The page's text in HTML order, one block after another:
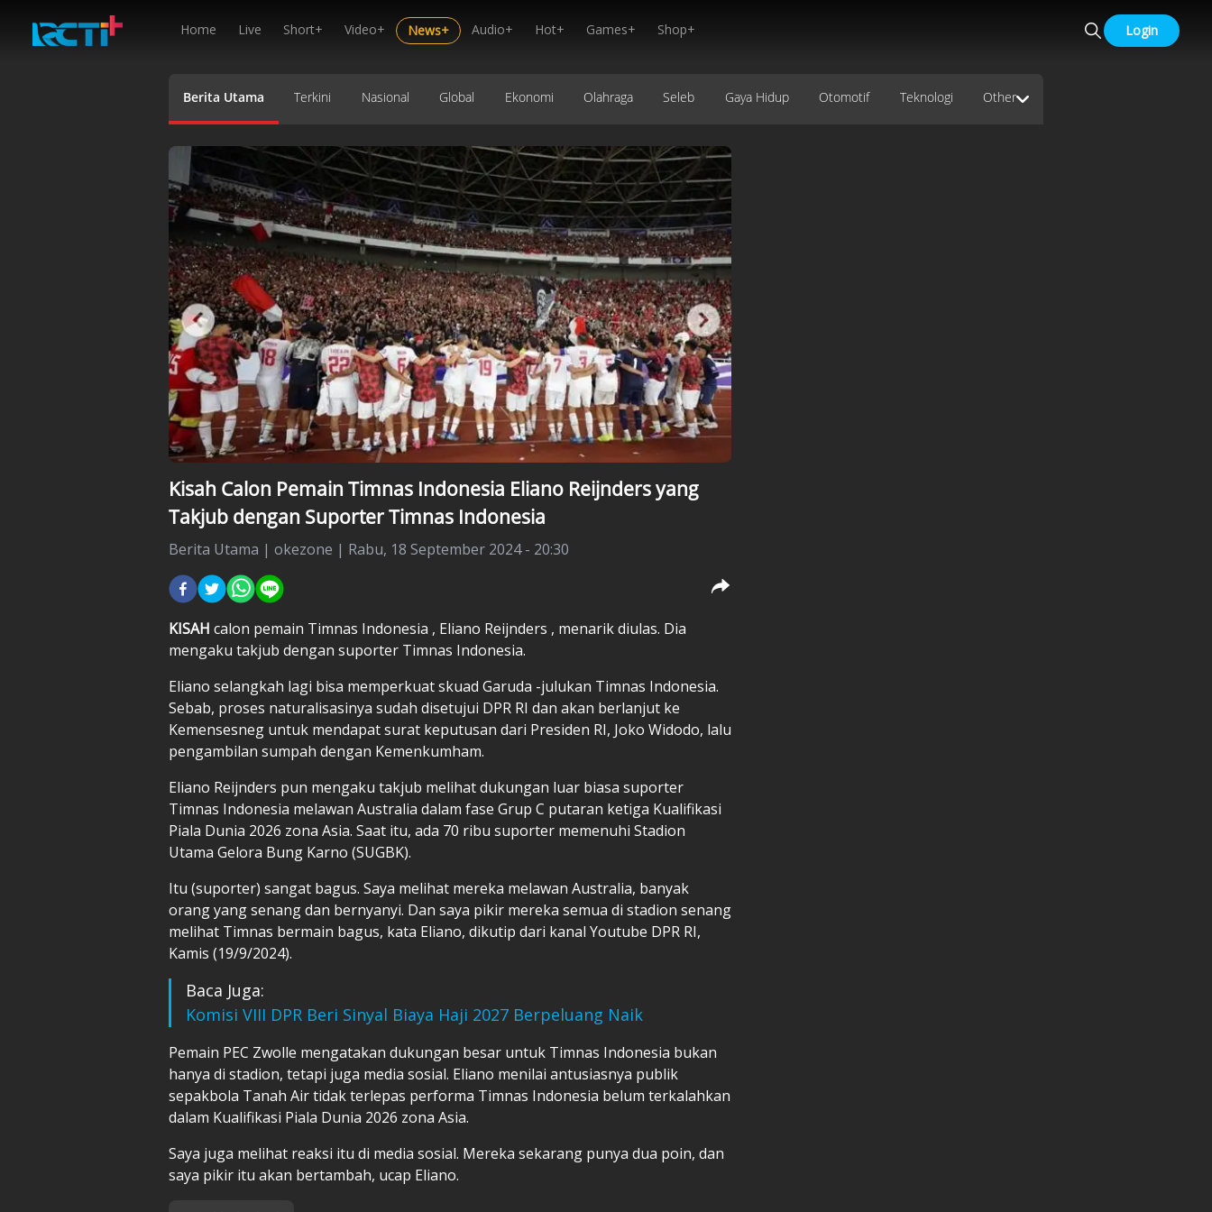
Home Live Short+ Video+ News+ Audio+ Hot+ Games+ Shop+ Login
Berita Utama Terkini Nasional Global Ekonomi Olahraga Seleb Gaya Hidup Otomotif Teknologi Other
Kisah Calon Pemain Timnas Indonesia Eliano Reijnders yang
Takjub dengan Suporter Timnas Indonesia
Berita Utama | okezone | Rabu, 18 September 2024 - 20:30
KISAH calon pemain Timnas Indonesia , Eliano Reijnders , menarik diulas. Dia
mengaku takjub dengan suporter Timnas Indonesia.
Eliano selangkah lagi bisa memperkuat skuad Garuda -julukan Timnas Indonesia.
Sebab, proses naturalisasinya sudah disetujui DPR RI dan akan berlanjut ke
Kemensesneg untuk mendapat surat keputusan dari Presiden RI, Joko Widodo, lalu
pengambilan sumpah dengan Kemenkumham.
Eliano Reijnders pun mengaku takjub melihat dukungan luar biasa suporter
Timnas Indonesia melawan Australia dalam fase Grup C putaran ketiga Kualifikasi
Piala Dunia 2026 zona Asia. Saat itu, ada 70 ribu suporter memenuhi Stadion
Utama Gelora Bung Karno (SUGBK).
Itu (suporter) sangat bagus. Saya melihat mereka melawan Australia, banyak
orang yang senang dan bernyanyi. Dan saya pikir mereka semua di stadion senang
melihat Timnas bermain bagus, kata Eliano, dikutip dari kanal Youtube DPR RI,
Kamis (19/9/2024).
Baca Juga:
Komisi VIII DPR Beri Sinyal Biaya Haji 2027 Berpeluang Naik
Pemain PEC Zwolle mengatakan dukungan besar untuk Timnas Indonesia bukan
hanya di stadion, tetapi juga media sosial. Eliano menilai antusiasnya publik
sepakbola Tanah Air tidak terlepas performa Timnas Indonesia belum terkalahkan
dalam Kualifikasi Piala Dunia 2026 zona Asia.
Saya juga melihat reaksi itu di media sosial. Mereka sekarang punya dua poin, dan
saya pikir itu akan bertambah, ucap Eliano.